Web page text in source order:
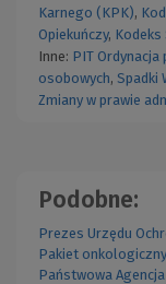
Karnego (KPK),
Opiekuńczy, Kodeks
Inne: PIT Ordynacja
osobowych, Spadki
Zmiany w prawie
Podobne:
Prezes Urzędu
Pakiet onkologiczny
Państwowa